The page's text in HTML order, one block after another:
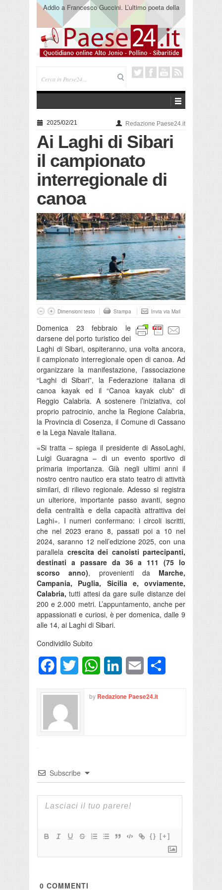
Addio a Francesco Guccini. L’ultimo poeta della
canzone impegnata
2025/02/21 Redazione Paese24.it
Ai Laghi di Sibari
il campionato
interregionale di
canoa
Dimensioni testo Stampa Invia via Mail
Domenica 23 febbraio le
darsene del porto turistico dei
Laghi di Sibari, ospiteranno, una volta ancora,
il campionato interregionale open di canoa. Ad
organizzare la manifestazione, l’associazione
“Laghi di Sibari”, la Federazione italiana di
canoa kayak ed il “Canoa kayak club” di
Reggio Calabria. A sostenere l’iniziativa, col
proprio patrocinio, anche la Regione Calabria,
la Provincia di Cosenza, il Comune di Cassano
e la Lega Navale Italiana.
«Si tratta – spiega il presidente di AssoLaghi,
Luigi Guaragna – di un evento sportivo di
primaria importanza. Già negli ultimi anni il
nostro centro nautico era stato teatro di attività
similari, di rilievo regionale. Adesso si registra
un ulteriore, importante passo avanti, segno
della centralità e della capacità attrattiva dei
Laghi». I numeri confermano: i circoli iscritti,
che nel 2023 erano 8, passati poi a 10 nel
2024, saranno 12 nell’edizione 2025, con una
parallela crescita dei canoisti partecipanti,
destinati a passare da 36 a 111 (75 lo
scorso anno), provenienti da Marche,
Campania, Puglia, Sicilia e, ovviamente,
Calabria,tutti attesi da gare sulle distanze dei
200 e 2.000 metri. L’appuntamento, anche per
appassionati e curiosi, è per domenica, dalle 9
alle 14, ai Laghi di Sibari.
Condividilo Subito
FacebookTwitter WhatsAppLinkedInEmail
by Redazione Paese24.it
Subscribe
{} [+]
0 COMMENTI